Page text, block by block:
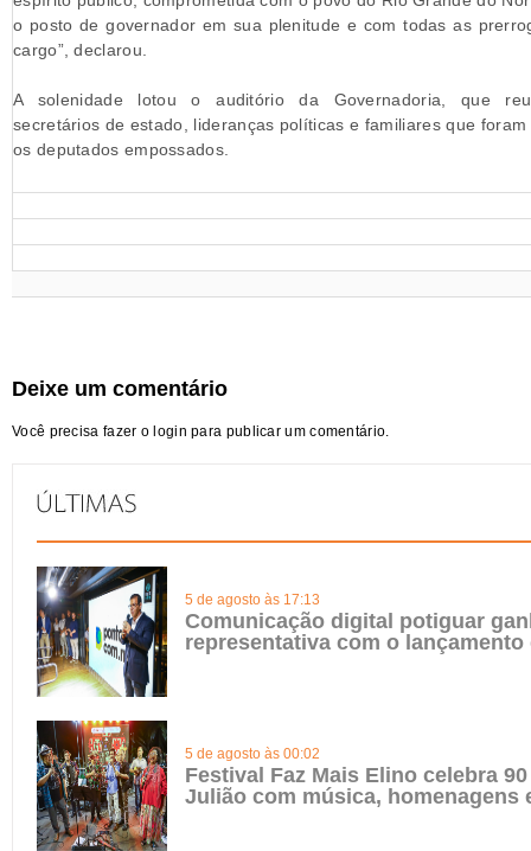
o posto de governador em sua plenitude e com todas as
cargo”, declarou.
A solenidade lotou o auditório da Governadoria, que
secretários de estado, lideranças políticas e familiares que
os deputados empossados.
Deixe um comentário
Você precisa fazer o login para publicar um comentário.
5 de agosto às 17:13
Comunicação digital potiguar
representativa com o lançamento
5 de agosto às 00:02
Festival Faz Mais Elino celebra
Julião com música, homenagens